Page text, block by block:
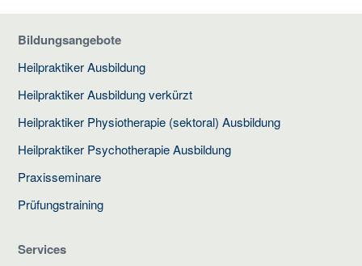
Bildungsangebote
Heilpraktiker Ausbildung
Heilpraktiker Ausbildung verkürzt
Heilpraktiker Physiotherapie (sektoral) Ausbildung
Heilpraktiker Psychotherapie Ausbildung
Praxisseminare
Prüfungstraining
Services